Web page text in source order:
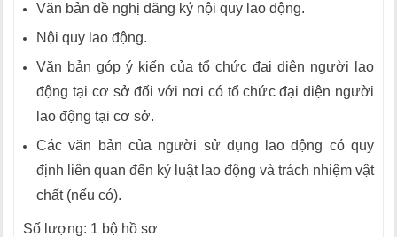
Văn bản đề nghị đăng ký nội quy lao động.
Nội quy lao động.
Văn bản góp ý kiến của tổ chức đại diện người lao
động tại cơ sở đối với nơi có tổ chức đại diện người
lao động tại cơ sở.
Các văn bản của người sử dụng lao động có quy
định liên quan đến kỷ luật lao động và trách nhiệm vật
chất (nếu có).
Số lượng: 1 bộ hồ sơ